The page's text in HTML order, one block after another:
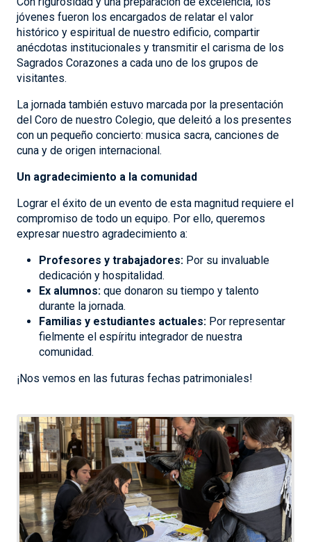
jóvenes fueron los encargados de relatar el valor
histórico y espiritual de nuestro edificio, compartir
anécdotas institucionales y transmitir el carisma de los
Sagrados Corazones a cada uno de los grupos de
visitantes.
La jornada también estuvo marcada por la presentación
del Coro de nuestro Colegio, que deleitó a los presentes
con un pequeño concierto: musica sacra, canciones de
cuna y de origen internacional.
Un agradecimiento a la comunidad
Lograr el éxito de un evento de esta magnitud requiere el
compromiso de todo un equipo. Por ello, queremos
expresar nuestro agradecimiento a:
Profesores y trabajadores: Por su invaluable
dedicación y hospitalidad.
Ex alumnos: que donaron su tiempo y talento
durante la jornada.
Familias y estudiantes actuales: Por representar
fielmente el espíritu integrador de nuestra
comunidad.
¡Nos vemos en las futuras fechas patrimoniales!